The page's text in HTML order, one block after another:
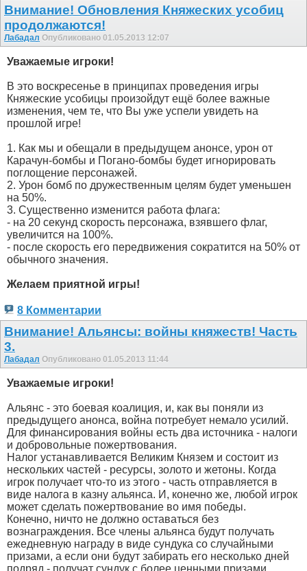
Внимание! Обновления Княжеских усобиц
продолжаются!
Лабадал Опубликовано 01.05.2013 12:07
Уважаемые игроки!
В это воскресенье в принципах проведения игры
Княжеские усобицы произойдут ещё более важные
изменения, чем те, что Вы уже успели увидеть на
прошлой игре!
1. Как мы и обещали в предыдущем анонсе, урон от
Карачун-бомбы и Погано-бомбы будет игнорировать
поглощение персонажей.
2. Урон бомб по дружественным целям будет уменьшен
на 50%.
3. Существенно изменится работа флага:
- на 20 секунд скорость персонажа, взявшего флаг,
увеличится на 100%.
- после скорость его передвижения сократится на 50% от
обычного значения.
Желаем приятной игры!
8 Комментарии
Внимание! Альянсы: войны княжеств! Часть
3.
Лабадал Опубликовано 01.05.2013 11:44
Уважаемые игроки!
Альянс - это боевая коалиция, и, как вы поняли из
предыдущего анонса, война потребует немало усилий.
Для финансирования войны есть два источника - налоги
и добровольные пожертвования.
Налог устанавливается Великим Князем и состоит из
нескольких частей - ресурсы, золото и жетоны. Когда
игрок получает что-то из этого - часть отправляется в
виде налога в казну альянса. И, конечно же, любой игрок
может сделать пожертвование во имя победы.
Конечно, ничто не должно оставаться без
вознаграждения. Все члены альянса будут получать
ежедневную награду в виде сундука со случайными
призами, а если они будут забирать его несколько дней
подряд - получат сундук с более ценными призами.